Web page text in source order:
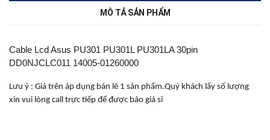
MÔ TẢ SẢN PHẨM
Cable Lcd Asus PU301 PU301L PU301LA 30pin
DD0NJCLC011 14005-01260000
Lưu ý : Giá trên áp dụng bán lẽ 1 sản phẩm.Quý khách lấy số lượng
xin vui lòng call trực tiếp để được báo giá sỉ